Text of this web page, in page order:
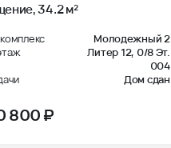
34.2 м²
Молодежный 2
Литер 12, 0/8 Эт.
004
Дом сдан
800 ₽